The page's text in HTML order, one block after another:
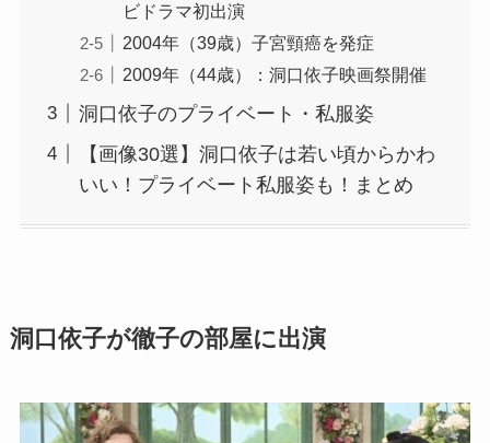
ビドラマ初出演
2004年（39歳）子宮頸癌を発症
2009年（44歳）：洞口依子映画祭開催
洞口依子のプライベート・私服姿
【画像30選】洞口依子は若い頃からかわ
いい！プライベート私服姿も！まとめ
洞口依子が徹子の部屋に出演